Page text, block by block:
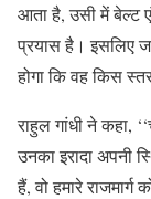
आता है, उसी में बेल्ट
प्रयास है। इसलिए
होगा कि वह किस
राहुल गांधी ने कहा,
उनका इरादा अपनी
हैं, वो हमारे